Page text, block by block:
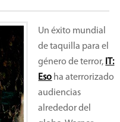
Un éxito mundial
de taquilla para el
género de terror, IT:
Eso ha aterrorizado
audiencias
alrededor del